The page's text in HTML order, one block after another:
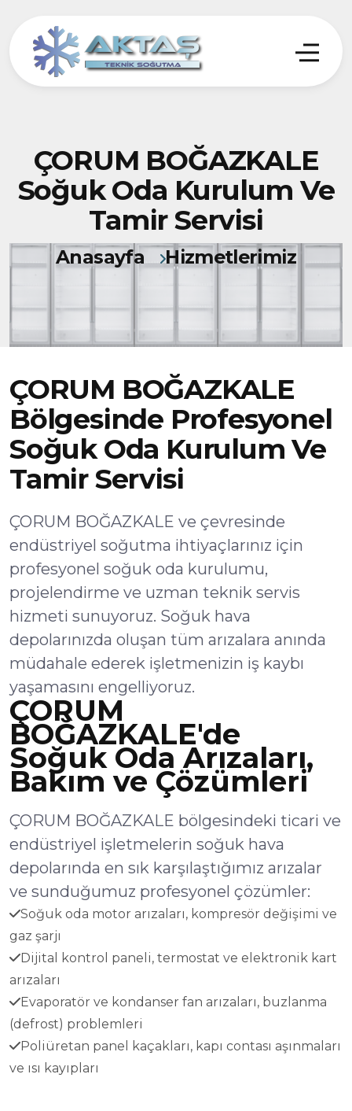
ÇORUM BOĞAZKALE
Soğuk Oda Kurulum Ve
Tamir Servisi
Anasayfa Hizmetlerimiz
ÇORUM BOĞAZKALE
Bölgesinde Profesyonel
Soğuk Oda Kurulum Ve
Tamir Servisi
ÇORUM BOĞAZKALE ve çevresinde
endüstriyel soğutma ihtiyaçlarınız için
profesyonel soğuk oda kurulumu,
projelendirme ve uzman teknik servis
hizmeti sunuyoruz. Soğuk hava
depolarınızda oluşan tüm arızalara anında
müdahale ederek işletmenizin iş kaybı
yaşamasını engelliyoruz.
ÇORUM
BOĞAZKALE'de
Soğuk Oda Arızaları,
Bakım ve Çözümleri
ÇORUM BOĞAZKALE bölgesindeki ticari ve
endüstriyel işletmelerin soğuk hava
depolarında en sık karşılaştığımız arızalar
ve sunduğumuz profesyonel çözümler:
Soğuk oda motor arızaları, kompresör değişimi ve
gaz şarjı
Dijital kontrol paneli, termostat ve elektronik kart
arızaları
Evaporatör ve kondanser fan arızaları, buzlanma
(defrost) problemleri
Poliüretan panel kaçakları, kapı contası aşınmaları
ve ısı kayıpları